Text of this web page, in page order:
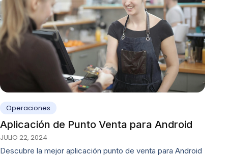
Operaciones
Aplicación de Punto Venta para Android
JULIO 22, 2024
Descubre la mejor aplicación punto de venta para Android